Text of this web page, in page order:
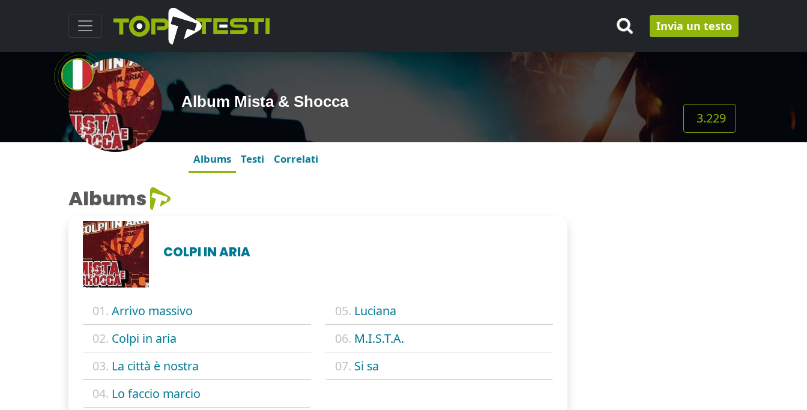
Invia un testo
Album Mista & Shocca
3.229
Albums Testi Correlati
Albums
COLPI IN ARIA
01. Arrivo massivo
02. Colpi in aria
03. La città è nostra
04. Lo faccio marcio
05. Luciana
06. M.I.S.T.A.
07. Si sa